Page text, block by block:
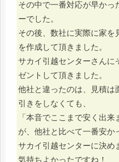
その中で一番対応が早かっ
ーでした。
その後、数社に実際に家を
を作成して頂きました。
サカイ引越センターさんに
ゼントして頂きました。
他社と違ったのは、見積は
引きをしなくても、
「本音でここまで安く出
が、他社と比べて一番安か
サカイ引越センターに決め
気持ちよかったですね！